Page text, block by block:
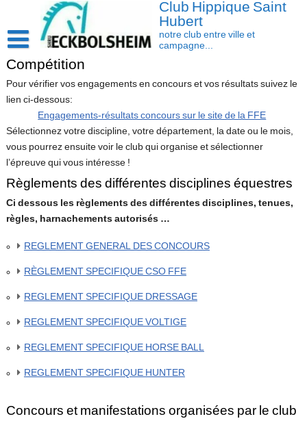
Club Hippique Saint
Hubert
notre club entre ville et
campagne...
Accueil
Saison 2026-2027
Les actus
Présentation
L’équipe
Activités
Compétition
Pour vérifier vos engagements en concours et vos résultats suivez le
lien ci-dessous:
Engagements-résultats concours sur le site de la FFE
Sélectionnez votre discipline, votre département, la date ou le mois,
vous pourrez ensuite voir le club qui organise et sélectionner
l’épreuve qui vous intéresse !
Règlements des différentes disciplines équestres
Ci dessous les règlements des différentes disciplines, tenues,
règles, harnachements autorisés …
REGLEMENT GENERAL DES CONCOURS
RÈGLEMENT SPECIFIQUE CSO FFE
REGLEMENT SPECIFIQUE DRESSAGE
REGLEMENT SPECIFIQUE VOLTIGE
REGLEMENT SPECIFIQUE HORSE BALL
REGLEMENT SPECIFIQUE HUNTER
Concours et manifestations organisées par le club